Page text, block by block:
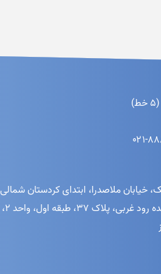
خیابان ملاصدرا، ابتدای کردستان
نبش خیابان زاینده رود غربی، پلاک ۳۷، طبقه اول، واحد ۲،